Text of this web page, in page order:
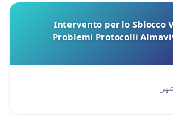
Intervento per lo Sblocco
Problemi Protocolli